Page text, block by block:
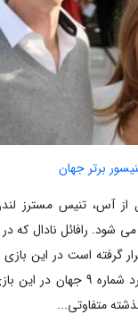
برتر جهان
از آس، تنیس مسترز
می شود. رافائل نادال که
گرفته است در این
جایش دومینیک تیم، مرد
متفاوتی...